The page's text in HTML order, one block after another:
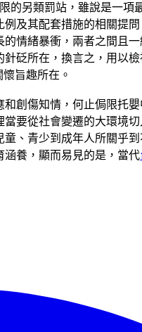
另類罰站，雖說是一
及其配套措施的相關提
情緒暴衝，兩者之間且
砭所在，換言之，用以
旨趣所在。
創傷知情，何止侷限托
要從社會變遷的大環境
、青少到成年人所關乎
養，顯而易見的是，當代